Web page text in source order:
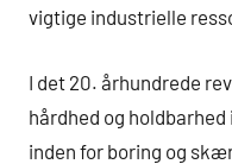
vigtige industrielle
I det 20. århundrede
hårdhed og
inden for boring og